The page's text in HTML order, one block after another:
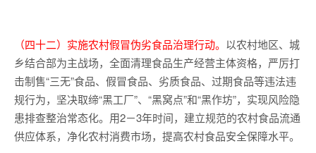
（四十二）实施农村假冒伪劣食品治理行动。 以农村地区、城
乡结合部为主战场，全面清理食品生产经营主体资格，严厉打
击制售“三无”食品、假冒食品、劣质食品、过期食品等违法违
规行为，坚决取缔“黑工厂”、“黑窝点”和“黑作坊”，实现风险隐
患排查整治常态化。用2－3年时间，建立规范的农村食品流通
供应体系，净化农村消费市场，提高农村食品安全保障水平。